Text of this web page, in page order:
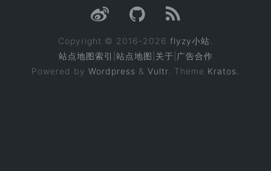
Copyright © 2016-2026 flyzy小站
站点地图索引 站点地图 关于 广告合作
Powered by Wordpress & Vultr . Theme Kratos.